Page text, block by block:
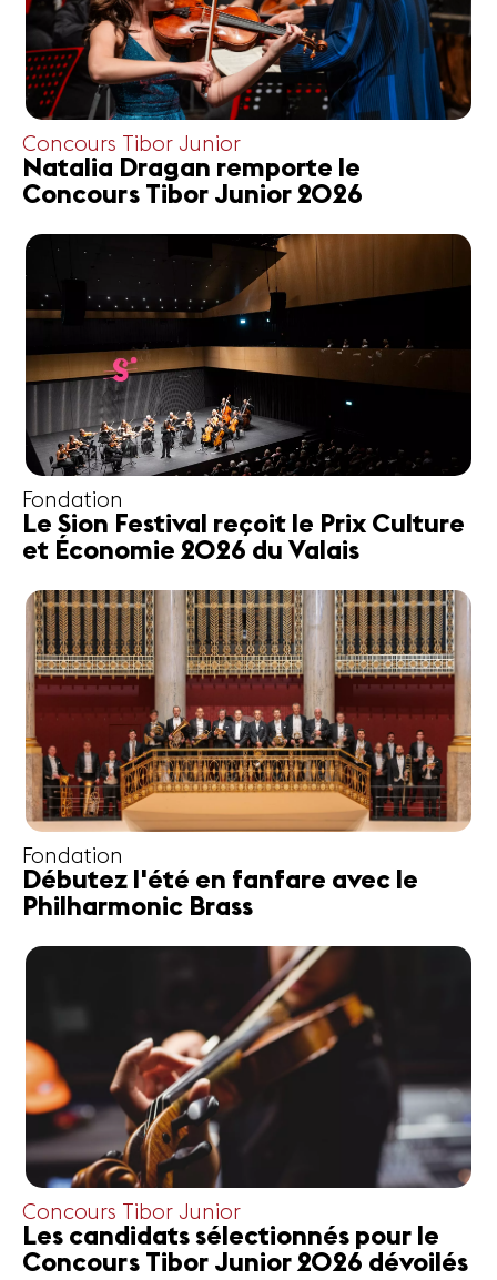
Concours Tibor Junior
Natalia Dragan remporte le
Concours Tibor Junior 2026
Fondation
Le Sion Festival reçoit le Prix Culture
et Économie 2026 du Valais
Fondation
Débutez l'été en fanfare avec le
Philharmonic Brass
Concours Tibor Junior
Les candidats sélectionnés pour le
Concours Tibor Junior 2026 dévoilés